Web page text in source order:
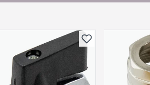
Spørsmålet og svaret
Ingen spørsmål